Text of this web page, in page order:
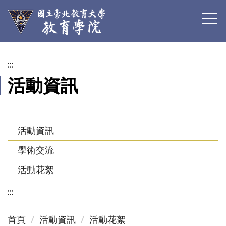
跳
到
內
容
區
:::
活動資訊
活動資訊
學術交流
活動花絮
:::
首頁 活動資訊 活動花絮